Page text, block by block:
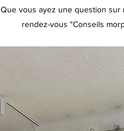
Que vous ayez une question
rendez-vous "Conseils